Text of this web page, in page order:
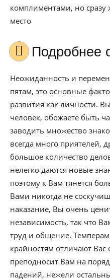
комплиментами, но сразу
место
Неожиданность и
пятам, это основные
развития как личности.
человек, обожаете быть
заводить множество
всегда много приятелей,
большое количество
нелегко даются новые
поэтому к Вам тянется
Вами никогда не
наказание, Вы очень
независимость, так что
труд и общение.
крайностям отличают Вас
преподносит Вам на
падений, нежели